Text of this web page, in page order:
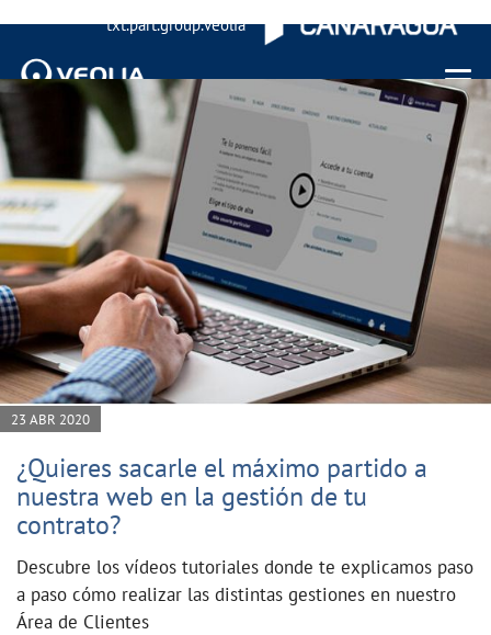
txt.part.group.veolia
Menu
23 ABR 2020
¿Quieres sacarle el máximo partido a
nuestra web en la gestión de tu
contrato?
Descubre los vídeos tutoriales donde te explicamos paso
a paso cómo realizar las distintas gestiones en nuestro
Área de Clientes